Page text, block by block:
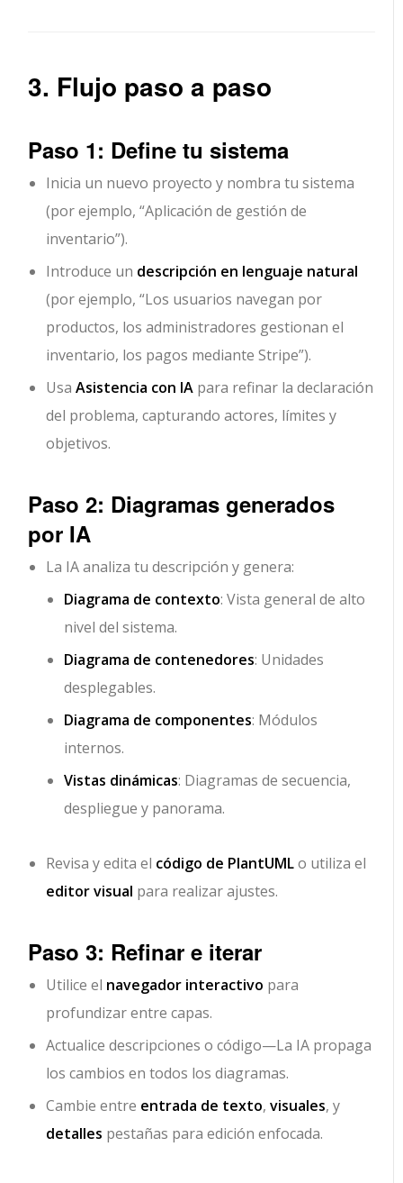
3. Flujo paso a paso
Paso 1: Define tu sistema
Inicia un nuevo proyecto y nombra tu sistema
(por ejemplo, “Aplicación de gestión de
inventario”).
Introduce un descripción en lenguaje natural
(por ejemplo, “Los usuarios navegan por
productos, los administradores gestionan el
inventario, los pagos mediante Stripe”).
UsaAsistencia con IA para refinar la declaración
del problema, capturando actores, límites y
objetivos.
Paso 2: Diagramas generados
por IA
La IA analiza tu descripción y genera:
Diagrama de contexto: Vista general de alto
nivel del sistema.
Diagrama de contenedores: Unidades
desplegables.
Diagrama de componentes: Módulos
internos.
Vistas dinámicas: Diagramas de secuencia,
despliegue y panorama.
Revisa y edita el código de PlantUMLo utiliza el
editor visual para realizar ajustes.
Paso 3: Refinar e iterar
Utilice el navegador interactivo para
profundizar entre capas.
Actualice descripciones o código—La IA propaga
los cambios en todos los diagramas.
Cambie entre entrada de texto,visuales, y
detalles pestañas para edición enfocada.